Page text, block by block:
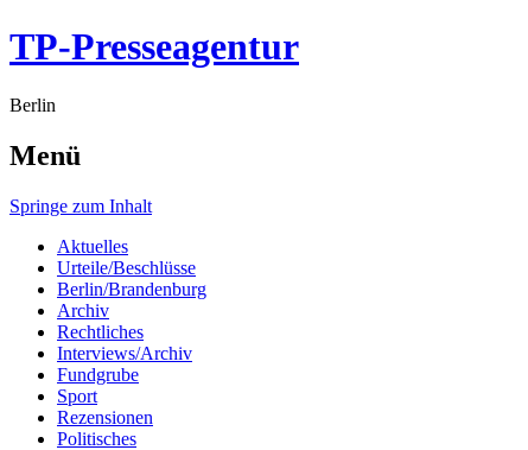
TP-Presseagentur
Berlin
Menü
Springe zum Inhalt
Aktuelles
Urteile/Beschlüsse
Berlin/Brandenburg
Archiv
Rechtliches
Interviews/Archiv
Fundgrube
Sport
Rezensionen
Politisches